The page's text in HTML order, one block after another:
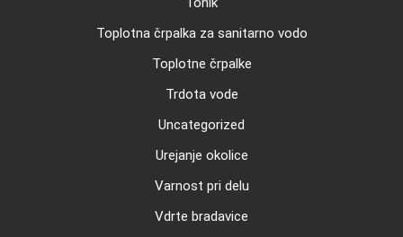
Toplotna črpalka za sanitarno vodo
Toplotne črpalke
Trdota vode
Uncategorized
Urejanje okolice
Varnost pri delu
Vdrte bradavice